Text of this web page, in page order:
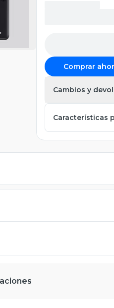
Comprar
Cambios y
Características